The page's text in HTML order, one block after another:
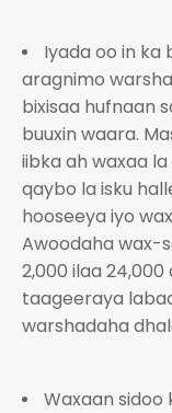
Iyada oo in ka
aragnimo
bixisaa hufnaan
buuxin waara.
iibka ah waxaa
qaybo la isku
hooseeya iyo
Awoodaha wax-
2,000 ilaa
taageeraya
warshadaha
Waxaan